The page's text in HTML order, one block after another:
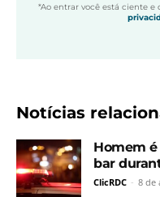
*Ao entrar você está ciente e
Notícias
Homem
bar
ClicRDC - 8 de